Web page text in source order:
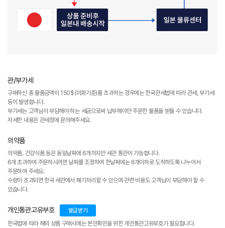
관/부가세
구매하신 총 물품금액이 150$(미화기준)를 초과하는 경우에는 한국관세법에 따라 관세, 부가세
등이 발생합니다.
부가세는 고객님이 부담해야 하는 세금으로써 납부해야만 주문한 물품을 받을 수 있습니다.
자세한 내용은 관세청에 문의해주세요.
의약품
의약품, 건강식품 등은 동일날짜에 6개까지만 세관 통관이 가능합니다.
6개 초과하여 주문하시려면 날짜를 조정하여 한날짜에는 6개이하로 도착하도록 나누어서
주문하여 주세요.
수량이 초과되면 한국 세관에서 폐기처리할 수 있으며 관련 비용도 고객님이 부담해야 할 수
있습니다.
개인통관고유부호 발급받기
한국법에 따라 해외 상품 구매시에는 본인확인을 위한 개인통관고유부호가 필요합니다.